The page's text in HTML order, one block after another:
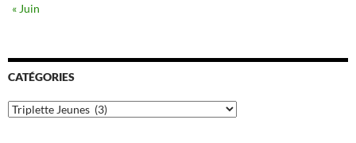
« Juin
CATÉGORIES
Catégories